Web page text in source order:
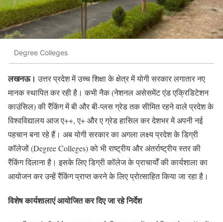
Degree Colleges
लखनऊ। उत्तर प्रदेश में उच्च शिक्षा के क्षेत्र में योगी सरकार लगातार नए
मानक स्थापित कर रही है। कभी नैक (नेशनल असेसमेंट एंड एक्रिडिटेशन
काउंसिल) की रैंकिंग में बी और बी-प्लस ग्रेड तक सीमित रहने वाले प्रदेश के
विश्वविद्यालय आज ए++, ए+ और ए ग्रेड हासिल कर देशभर में अपनी नई
पहचान बना रहे हैं। अब योगी सरकार का अगला लक्ष्य प्रदेश के डिग्री
कॉलेजों (Degree Colleges) को भी राष्ट्रीय और अंतर्राष्ट्रीय स्तर की
रैंकिंग दिलाना है। इसके लिए डिग्री कॉलेज के प्राचार्यों की कार्यशाला का
आयोजन कर उन्हें रैंकिंग प्राप्त करने के लिए प्रोत्साहित किया जा रहा है।
विशेष कार्यशालाएं आयोजित कर दिए जा रहे निर्देश